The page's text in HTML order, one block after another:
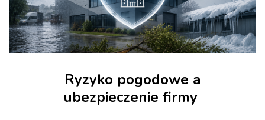
Ryzyko pogodowe a
ubezpieczenie firmy